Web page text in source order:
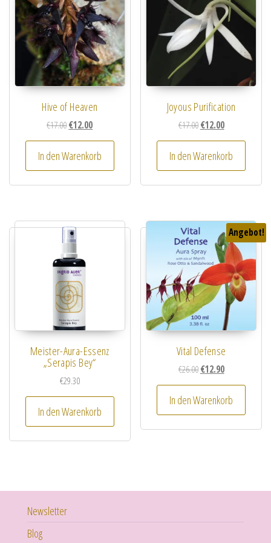
Hive of Heaven
€17.00Ursprünglicher Preis war: €17.00
€12.00Aktueller Preis ist: €12.00.
In den Warenkorb
Joyous Purification
€17.00 Ursprünglicher Preis
€12.00Aktueller Preis
In den Warenkorb
Meister-Aura-Essenz
„Serapis Bey“
€29.30
In den Warenkorb
Angebot!
Vital Defense
€26.00 Ursprünglicher Preis
€12.90Aktueller Preis
In den Warenkorb
Newsletter
Blog